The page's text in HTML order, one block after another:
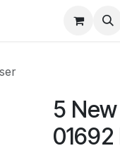
Appointment
5